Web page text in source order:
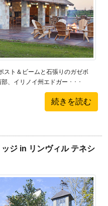
スト＆ビームと石張りのガゼボ
、イリノイ州エドガー ･ ･ ･
続きを読む
ジ in リンヴィル テネシ